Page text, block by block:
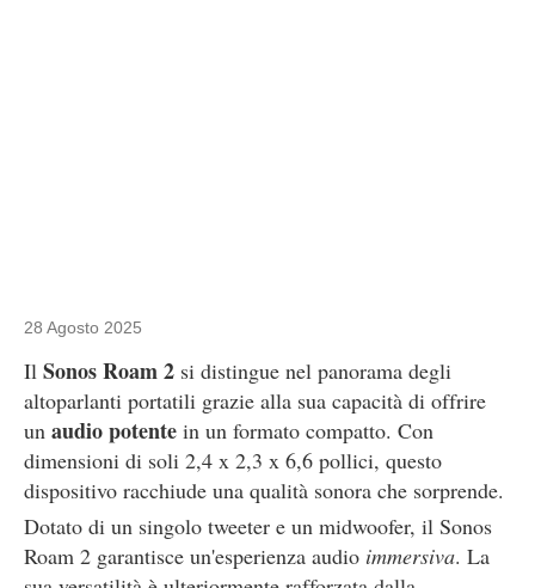
28 Agosto 2025
Il Sonos Roam 2 si distingue nel panorama degli
altoparlanti portatili grazie alla sua capacità di offrire
un audio potente in un formato compatto. Con
dimensioni di soli 2,4 x 2,3 x 6,6 pollici, questo
dispositivo racchiude una qualità sonora che sorprende.
Dotato di un singolo tweeter e un midwoofer, il Sonos
Roam 2 garantisce un'esperienza audio immersiva. La